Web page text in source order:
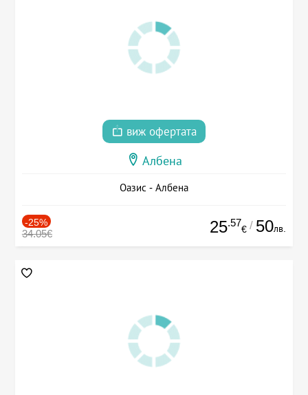
виж офертата
Албена
Оазис - Албена
-25%
34.05€ 25.57
€ / 50лв.